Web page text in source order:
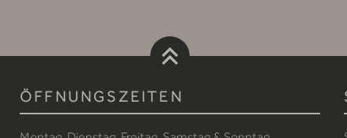
ÖFFNUNGSZEITEN